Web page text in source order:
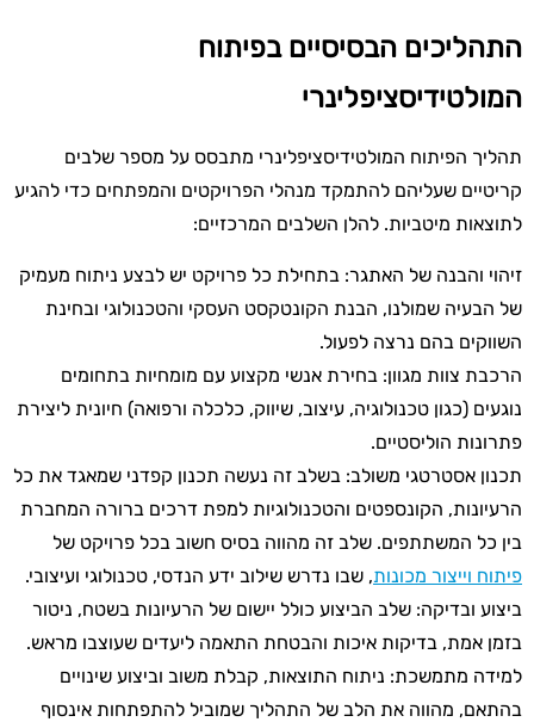
התהליכים הבסיסיים בפיתוח
המולטידיסציפלינרי
תהליך הפיתוח המולטידיסציפלינרי מתבסס על מספר שלבים
קריטיים שעליהם להתמקד מנהלי הפרויקטים והמפתחים כדי להגיע
לתוצאות מיטביות. להלן השלבים המרכזיים:
זיהוי והבנה של האתגר: בתחילת כל פרויקט יש לבצע ניתוח מעמיק
של הבעיה שמולנו, הבנת הקונטקסט העסקי והטכנולוגי ובחינת
השווקים בהם נרצה לפעול.
הרכבת צוות מגוון: בחירת אנשי מקצוע עם מומחיות בתחומים
נוגעים (כגון טכנולוגיה, עיצוב, שיווק, כלכלה ורפואה) חיונית ליצירת
פתרונות הוליסטיים.
תכנון אסטרטגי משולב: בשלב זה נעשה תכנון קפדני שמאגד את כל
הרעיונות, הקונספטים והטכנולוגיות למפת דרכים ברורה המחברת
בין כל המשתתפים. שלב זה מהווה בסיס חשוב בכל פרויקט של
פיתוח וייצור מכונות, שבו נדרש שילוב ידע הנדסי, טכנולוגי ועיצובי.
ביצוע ובדיקה: שלב הביצוע כולל יישום של הרעיונות בשטח, ניטור
בזמן אמת, בדיקות איכות והבטחת התאמה ליעדים שעוצבו מראש.
למידה מתמשכת: ניתוח התוצאות, קבלת משוב וביצוע שינויים
בהתאם, מהווה את הלב של התהליך שמוביל להתפתחות אינסוף